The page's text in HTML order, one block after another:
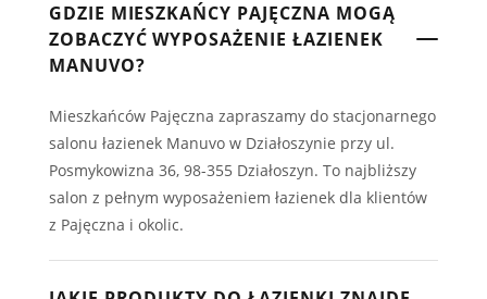
GDZIE MIESZKAŃCY PAJĘCZNA MOGĄ
ZOBACZYĆ WYPOSAŻENIE ŁAZIENEK
MANUVO?
Mieszkańców Pajęczna zapraszamy do stacjonarnego
salonu łazienek Manuvo w Działoszynie przy ul.
Posmykowizna 36, 98-355 Działoszyn. To najbliższy
salon z pełnym wyposażeniem łazienek dla klientów
z Pajęczna i okolic.